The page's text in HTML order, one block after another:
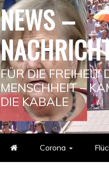
NEWS –
FÜR DIE FREIHEIT
MENSCHHEIT –
DIE KABALE
Corona